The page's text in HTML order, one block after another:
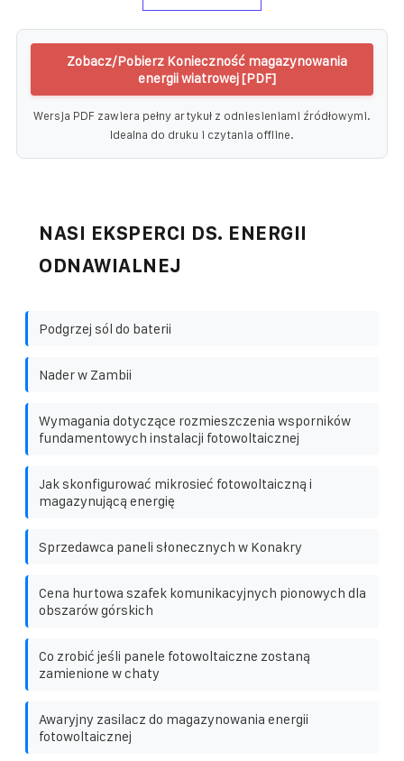
Zobacz/Pobierz Konieczność magazynowania
energii wiatrowej [PDF]
Wersja PDF zawiera pełny artykuł z odniesieniami źródłowymi.
Idealna do druku i czytania offline.
NASI EKSPERCI DS. ENERGII
ODNAWIALNEJ
Podgrzej sól do baterii
Nader w Zambii
Wymagania dotyczące rozmieszczenia wsporników
fundamentowych instalacji fotowoltaicznej
Jak skonfigurować mikrosieć fotowoltaiczną i
magazynującą energię
Sprzedawca paneli słonecznych w Konakry
Cena hurtowa szafek komunikacyjnych pionowych dla
obszarów górskich
Co zrobić jeśli panele fotowoltaiczne zostaną
zamienione w chaty
Awaryjny zasilacz do magazynowania energii
fotowoltaicznej